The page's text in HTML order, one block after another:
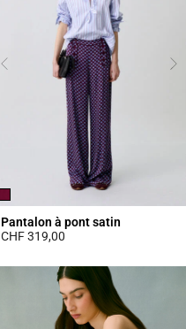
Pantalon à pont satin
CHF 319,00